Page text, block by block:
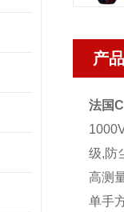
产
法国
级,防
高测
单手